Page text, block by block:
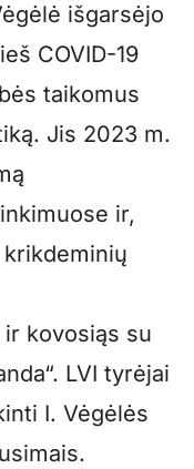
išgarsėjo
COVID-19
taikomus
Jis 2023 m.
ir,
kovosiąs su
LVI tyrėjai
I. Vėgėlės